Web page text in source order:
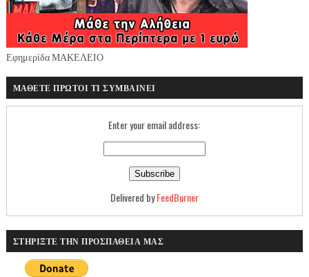
Εφημερίδα ΜΑΚΕΛΕΙΟ
ΜΑΘΕΤΕ ΠΡΩΤΟΙ ΤΙ ΣΥΜΒΑΙΝΕΙ
Enter your email address:
Delivered byFeedBurner
ΣΤΗΡΙΞΤΕ ΤΗΝ ΠΡΟΣΠΑΘΕΙΑ ΜΑΣ